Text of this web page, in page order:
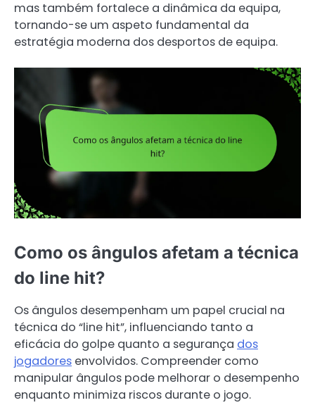
mas também fortalece a dinâmica da equipa,
tornando-se um aspeto fundamental da
estratégia moderna dos desportos de equipa.
Como os ângulos afetam a técnica
do line hit?
Os ângulos desempenham um papel crucial na
técnica do “line hit”, influenciando tanto a
eficácia do golpe quanto a segurança dos
jogadores envolvidos. Compreender como
manipular ângulos pode melhorar o desempenho
enquanto minimiza riscos durante o jogo.